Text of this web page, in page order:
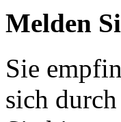
Melden
Sie
sich